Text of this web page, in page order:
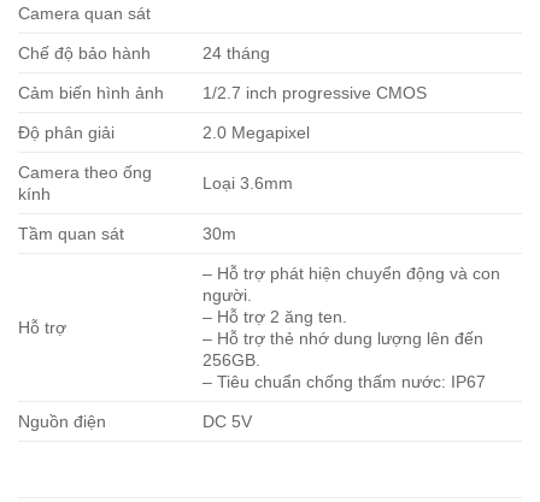
Camera quan sát
Chế độ bảo hành 24 tháng
Cảm biến hình ảnh 1/2.7 inch progressive CMOS
Độ phân giải 2.0 Megapixel
Camera theo ống
kính
Loại 3.6mm
Tầm quan sát 30m
Hỗ trợ
– Hỗ trợ phát hiện chuyển động và con
người.
– Hỗ trợ 2 ăng ten.
– Hỗ trợ thẻ nhớ dung lượng lên đến
256GB.
– Tiêu chuẩn chống thấm nước: IP67
Nguồn điện DC 5V